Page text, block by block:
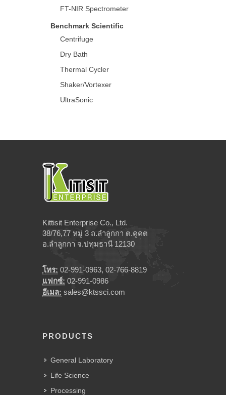
FT-NIR Spectrometer
Benchmark Scientific
Centrifuge
Dry Bath
Thermal Cycler
Shaker/Vortexer
UltraSonic
Kittisit Enterprise Co., Ltd.
38/76,77 หมู่ 3 ถ.ลำลูกกา ต.คูคต
อ.ลำลูกกา จ.ปทุมธานี 12130
โทร: 02-991-0963, 02-766-8819
แฟกซ์: 02-991-0986
อีเมล: sales@ktssci.com
PRODUCTS
General Laboratory
Life Science
Processing